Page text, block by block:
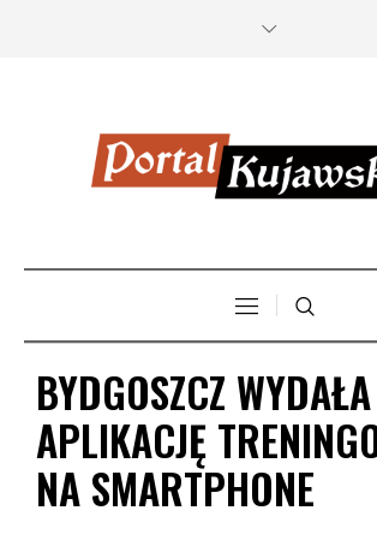
BYDGOSZCZ WYDAŁA
APLIKACJĘ
NA SMARTPHONE